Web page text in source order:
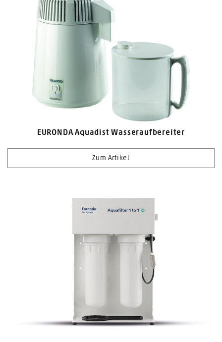
EURONDA Aquadist Wasseraufbereiter
Zum Artikel